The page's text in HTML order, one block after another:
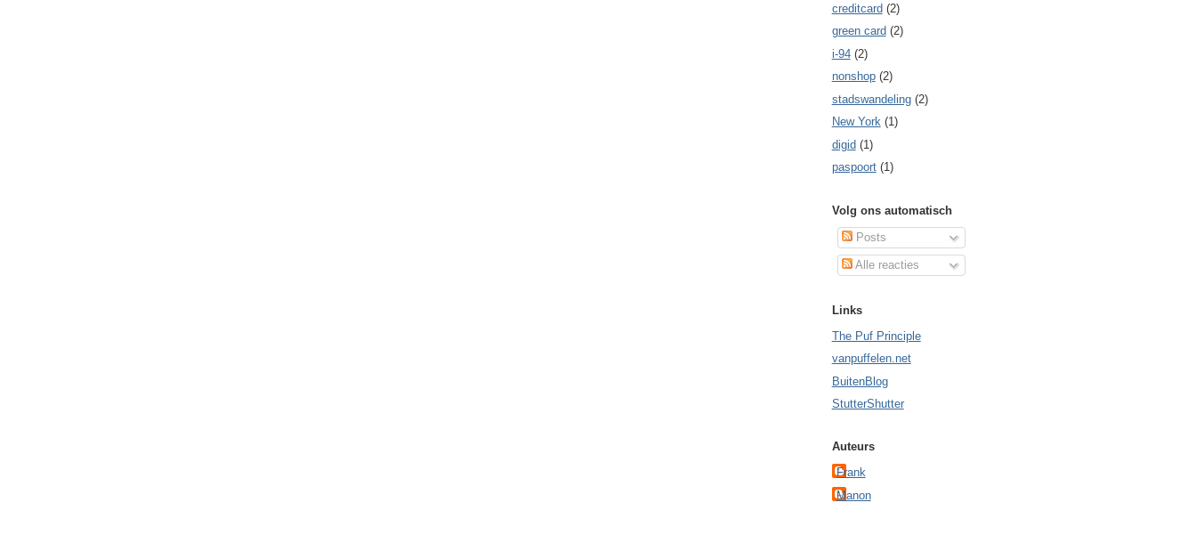
creditcard (2)
green card (2)
i-94 (2)
nonshop (2)
stadswandeling (2)
New York (1)
digid (1)
paspoort (1)
Volg ons automatisch
Posts
Alle reacties
Links
The Puf Principle
vanpuffelen.net
BuitenBlog
StutterShutter
Auteurs
Frank
Manon